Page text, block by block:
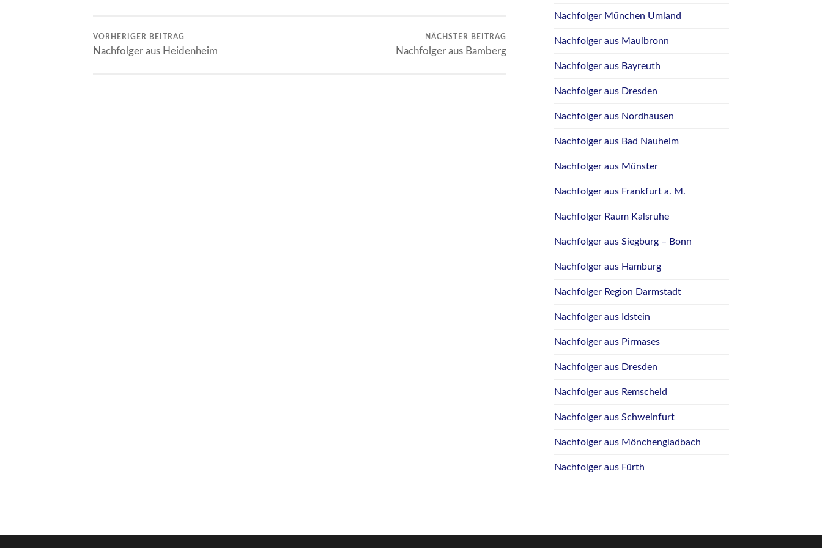
VORHERIGER BEITRAG
Nachfolger aus Heidenheim
NÄCHSTER BEITRAG
Nachfolger aus Bamberg
Nachfolger München Umland
Nachfolger aus Maulbronn
Nachfolger aus Bayreuth
Nachfolger aus Dresden
Nachfolger aus Nordhausen
Nachfolger aus Bad Nauheim
Nachfolger aus Münster
Nachfolger aus Frankfurt a. M.
Nachfolger Raum Kalsruhe
Nachfolger aus Siegburg – Bonn
Nachfolger aus Hamburg
Nachfolger Region Darmstadt
Nachfolger aus Idstein
Nachfolger aus Pirmases
Nachfolger aus Dresden
Nachfolger aus Remscheid
Nachfolger aus Schweinfurt
Nachfolger aus Mönchengladbach
Nachfolger aus Fürth